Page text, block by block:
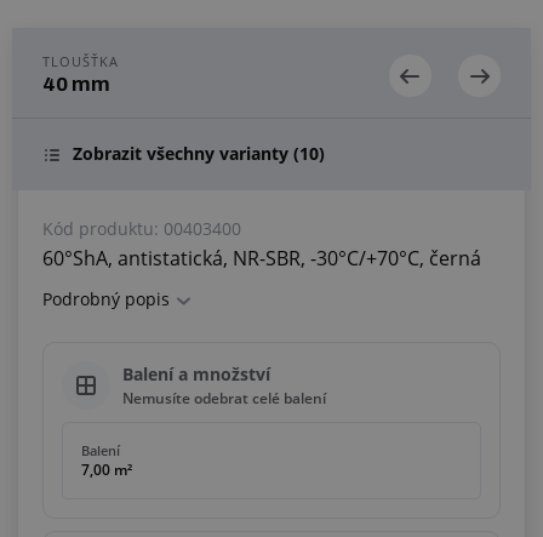
TLOUŠŤKA
40 mm
Zobrazit všechny varianty (10)
Kód produktu: 00403400
60°ShA, antistatická, NR-SBR, -30°C/+70°C, černá
Podrobný popis
Balení a množství
Nemusíte odebrat celé balení
Balení
7,00 m²